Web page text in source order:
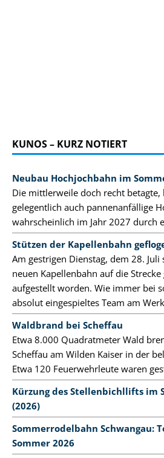
KUNOS – KURZ NOTIERT
Neubau Hochjochbahn im
Die mittlerweile doch recht betagte,
gelegentlich auch pannenanfällige
wahrscheinlich im Jahr 2027 durch
Stützen der Kapellenbahn
Am gestrigen Dienstag, dem 28.
neuen Kapellenbahn auf die
aufgestellt worden. Wie immer bei
absolut eingespieltes Team am
Waldbrand bei Scheffau
Etwa 8.000 Quadratmeter Wald
Scheffau am Wilden Kaiser in der
Etwa 120 Feuerwehrleute waren
Kürzung des Stellenbichllifts im
(2026)
Sommerrodelbahn Schwangau:
Sommer 2026